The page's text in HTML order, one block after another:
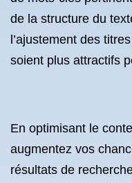
de la structure du
l’ajustement des
soient plus attractifs
En optimisant le
augmentez vos
résultats de